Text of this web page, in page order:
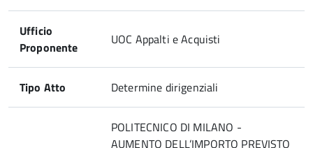
Ufficio
Proponente
UOC Appalti e Acquisti
Tipo Atto Determine dirigenziali
POLITECNICO DI MILANO -
AUMENTO DELL’IMPORTO PREVISTO